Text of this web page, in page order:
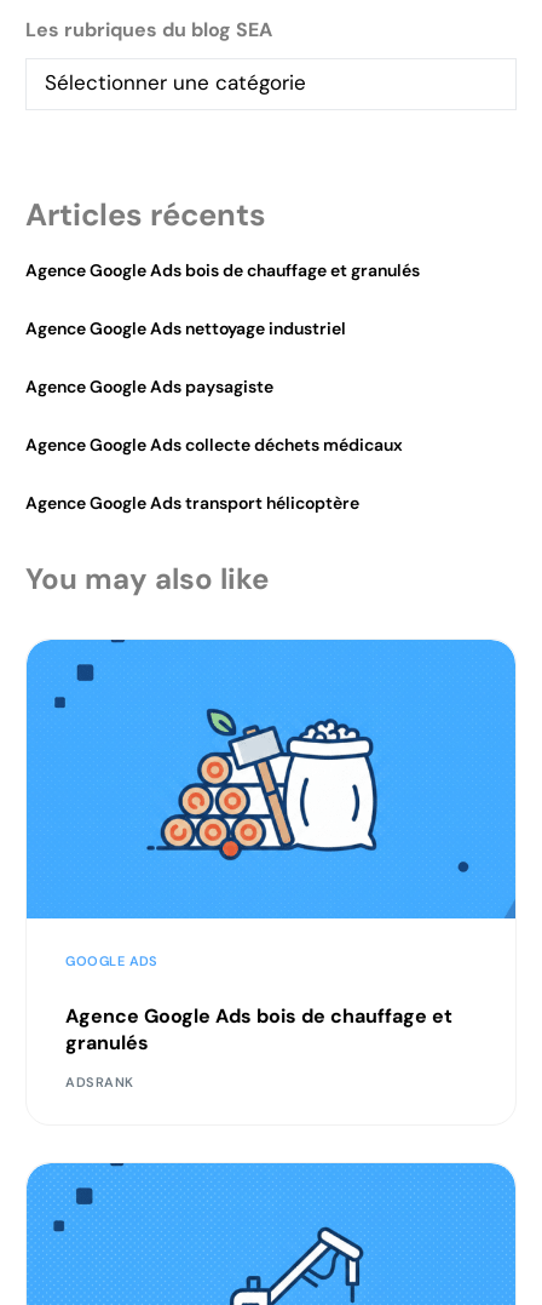
Les rubriques du blog SEA
Articles récents
Agence Google Ads bois de chauffage et granulés
Agence Google Ads nettoyage industriel
Agence Google Ads paysagiste
Agence Google Ads collecte déchets médicaux
Agence Google Ads transport hélicoptère
You may also like
GOOGLE ADS
Agence Google Ads bois de chauffage et
granulés
ADSRANK